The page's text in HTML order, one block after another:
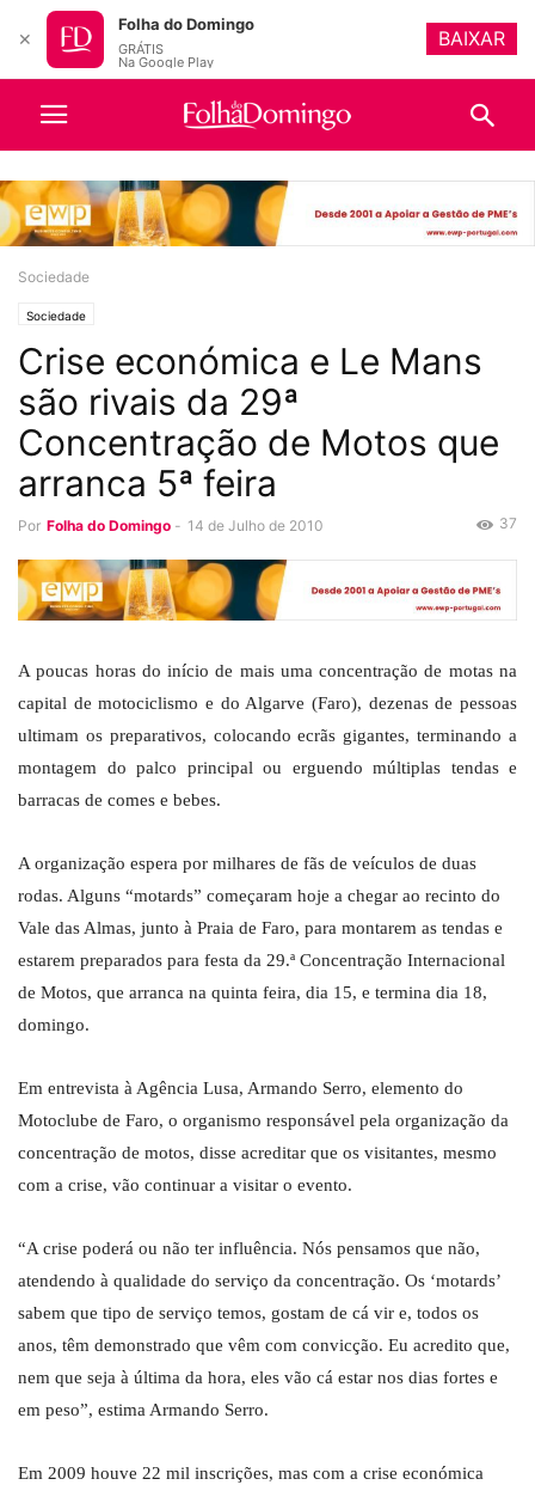
Sociedade
Sociedade
Crise económica e Le Mans
são rivais da 29ª
Concentração de Motos que
arranca 5ª feira
Por Folha do Domingo - 14 de Julho de 2010 37
A poucas horas do início de mais uma concentração de motas na
capital de motociclismo e do Algarve (Faro), dezenas de pessoas
ultimam os preparativos, colocando ecrãs gigantes, terminando a
montagem do palco principal ou erguendo múltiplas tendas e
barracas de comes e bebes.
A organização espera por milhares de fãs de veículos de duas
rodas. Alguns “motards” começaram hoje a chegar ao recinto do
Vale das Almas, junto à Praia de Faro, para montarem as tendas e
estarem preparados para festa da 29.ª Concentração Internacional
de Motos, que arranca na quinta feira, dia 15, e termina dia 18,
domingo.
Em entrevista à Agência Lusa, Armando Serro, elemento do
Motoclube de Faro, o organismo responsável pela organização da
concentração de motos, disse acreditar que os visitantes, mesmo
com a crise, vão continuar a visitar o evento.
“A crise poderá ou não ter influência. Nós pensamos que não,
atendendo à qualidade do serviço da concentração. Os ‘motards’
sabem que tipo de serviço temos, gostam de cá vir e, todos os
anos, têm demonstrado que vêm com convicção. Eu acredito que,
nem que seja à última da hora, eles vão cá estar nos dias fortes e
em peso”, estima Armando Serro.
Em 2009 houve 22 mil inscrições, mas com a crise económica
✕
Folha do Domingo
GRÁTIS
Na Google Play
BAIXAR